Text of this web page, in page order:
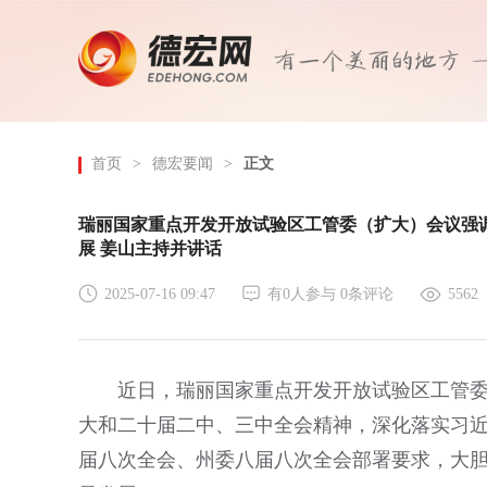
首页 > 德宏要闻 > 正文
瑞丽国家重点开发开放试验区工管委（扩大）会议
展 姜山主持并讲话
2025-07-16 09:47 有0人参与 0条评论 5562
近日，瑞丽国家重点开发开放试验区工管
大和二十届二中、三中全会精神，深化落实习
届八次全会、州委八届八次全会部署要求，大